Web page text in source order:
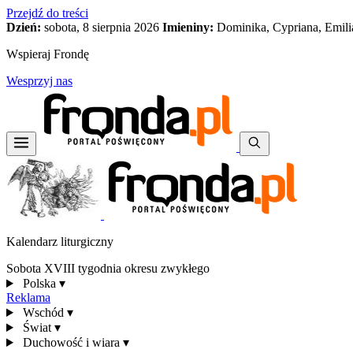
Przejdź do treści
Dzień: sobota, 8 sierpnia 2026 Imieniny: Dominika, Cypriana,
Wspieraj Frondę
Wesprzyj nas
Kalendarz liturgiczny
Sobota XVIII tygodnia okresu zwykłego
Polska ▾
Reklama
Wschód ▾
Świat ▾
Duchowość i wiara ▾